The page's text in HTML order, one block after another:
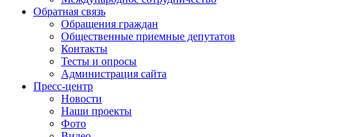
Обратная cвязь
Обращения граждан
Общественные приемные депутатов
Контакты
Тесты и опросы
Администрация сайта
Пресс-центр
Новости
Наши проекты
Фото